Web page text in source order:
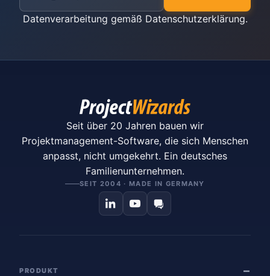
Datenverarbeitung gemäß Datenschutzerklärung.
Seit über 20 Jahren bauen wir
Projektmanagement-Software, die sich Menschen
anpasst, nicht umgekehrt. Ein deutsches
Familienunternehmen.
SEIT 2004 · MADE IN GERMANY
PRODUKT